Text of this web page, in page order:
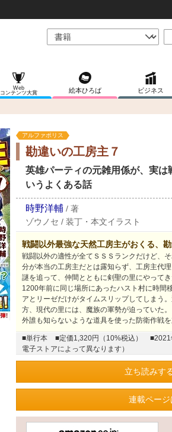
Web
コンテンツ大賞
絵本ひろば ビジネス
アルファポリス
勘違いの工房主７
英雄パーティの元雑用係が、実
いうよくある話
時野洋輔 / 著
ゾウノセ / 装丁・本文イラスト
戦闘以外最強な天然工房主がおくる、
戦闘以外の適性が全てＳＳＳランクだけど、
分が本当の工房主だとは露知らず、工房主代
謎を追って、仲間とともに剣聖の里にやって
1200年前に同じ場所にあったハスト村に時間
アとリーゼだけがタイムスリップしてしまう
方、現代の里には、魔族の軍勢が迫っていた
外誰も知らないような道具を使った防衛作戦
■単行本 ■定価1,320円（10%税込）
■2021
電子ストアによって異なります）
立ち読みす
連載ページ